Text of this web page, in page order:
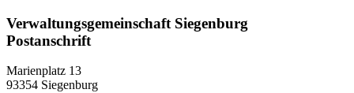
Verwaltungsgemeinschaft Siegenburg
Postanschrift
Marienplatz 13
93354 Siegenburg